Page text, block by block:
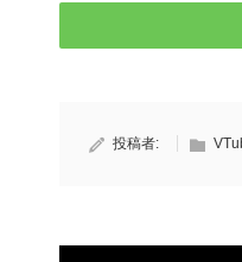
投稿者: